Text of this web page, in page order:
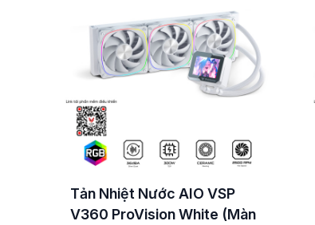
Tản Nhiệt Nước AIO VSP
V360 ProVision White (Màn